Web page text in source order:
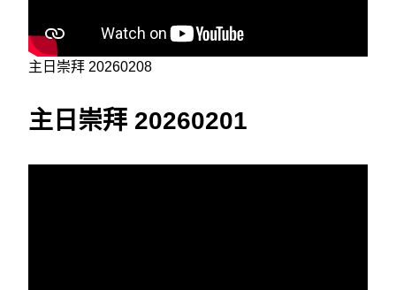
主日崇拜 20260208
主日崇拜 20260201